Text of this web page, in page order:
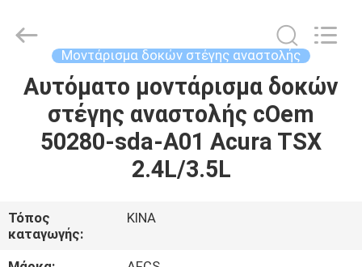
ΑΡΧΙΚΉ
ΠΡΟΪΌΝΤΑ
ΣΧΕΤΙΚΆ
PARTS
Reserved.
Μοντάρισμα δοκών στέγης αναστολής
Αυτόματο μοντάρισμα δοκών
στέγης αναστολής cOem
50280-sda-A01 Acura TSX
2.4L/3.5L
Τόπος
καταγωγής:
ΚΙΝΑ